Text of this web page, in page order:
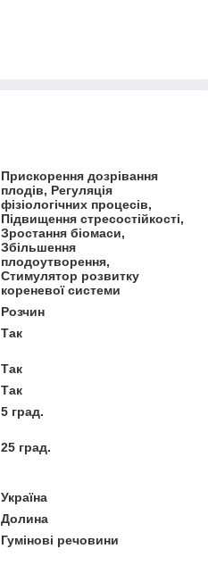
Прискорення дозрівання
плодів, Регуляція
фізіологічних процесів,
Підвищення стресостійкості,
Зростання біомаси,
Збільшення
плодоутворення,
Стимулятор розвитку
кореневої системи
Розчин
Так
Так
Так
5 град.
25 град.
Україна
Долина
Гумінові речовини